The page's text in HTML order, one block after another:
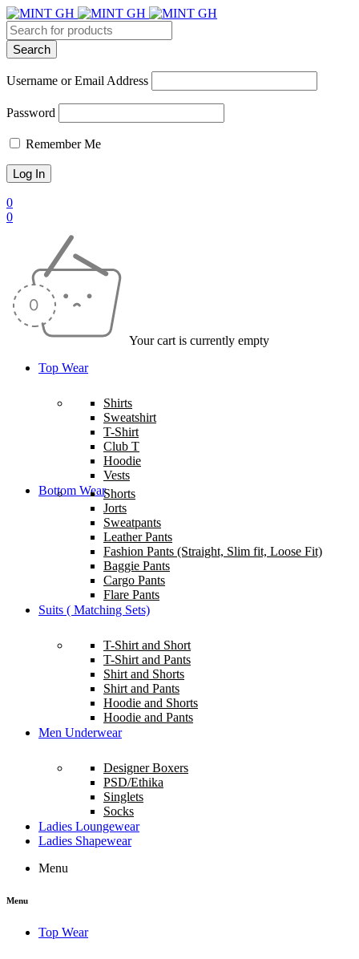
Username or Email Address
Password
Remember Me
0
0
Your cart is currently empty
Top Wear
Shirts
Sweatshirt
T-Shirt
Club T
Hoodie
Vests
Bottom WearShorts
Jorts
Sweatpants
Leather Pants
Fashion Pants (Straight, Slim fit, Loose Fit)
Baggie Pants
Cargo Pants
Flare Pants
Suits ( Matching Sets)
T-Shirt and Short
T-Shirt and Pants
Shirt and Shorts
Shirt and Pants
Hoodie and Shorts
Hoodie and Pants
Men Underwear
Designer Boxers
PSD/Ethika
Singlets
Socks
Ladies Loungewear
Ladies Shapewear
Menu
Menu
Top Wear